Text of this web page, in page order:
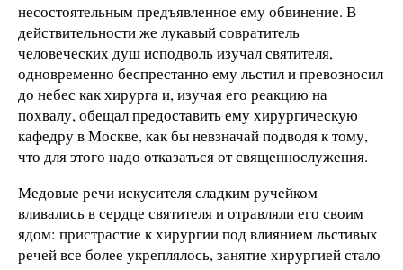
несостоятельным предъявленное ему обвинение. В
действительности же лукавый совратитель
человеческих душ исподволь изучал святителя,
одновременно беспрестанно ему льстил и превозносил
до небес как хирурга и, изучая его реакцию на
похвалу, обещал предоставить ему хирургическую
кафедру в Москве, как бы невзначай подводя к тому,
что для этого надо отказаться от священнослужения.
Медовые речи искусителя сладким ручейком
вливались в сердце святителя и отравляли его своим
ядом: пристрас­тие к хирургии под влиянием льстивых
речей все более укреплялось, занятие хирургией стало